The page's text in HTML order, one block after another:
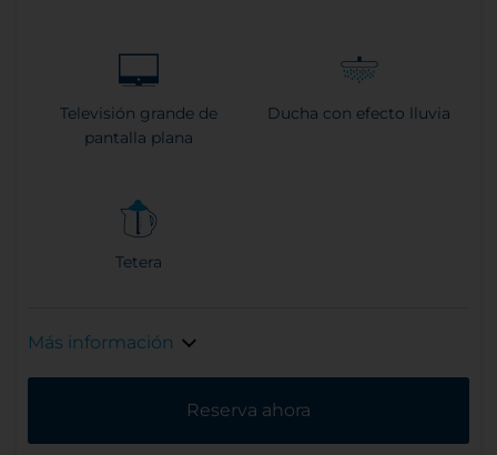
Televisión grande de
pantalla plana
Ducha con efecto lluvia
Tetera
Más información
Reserva ahora